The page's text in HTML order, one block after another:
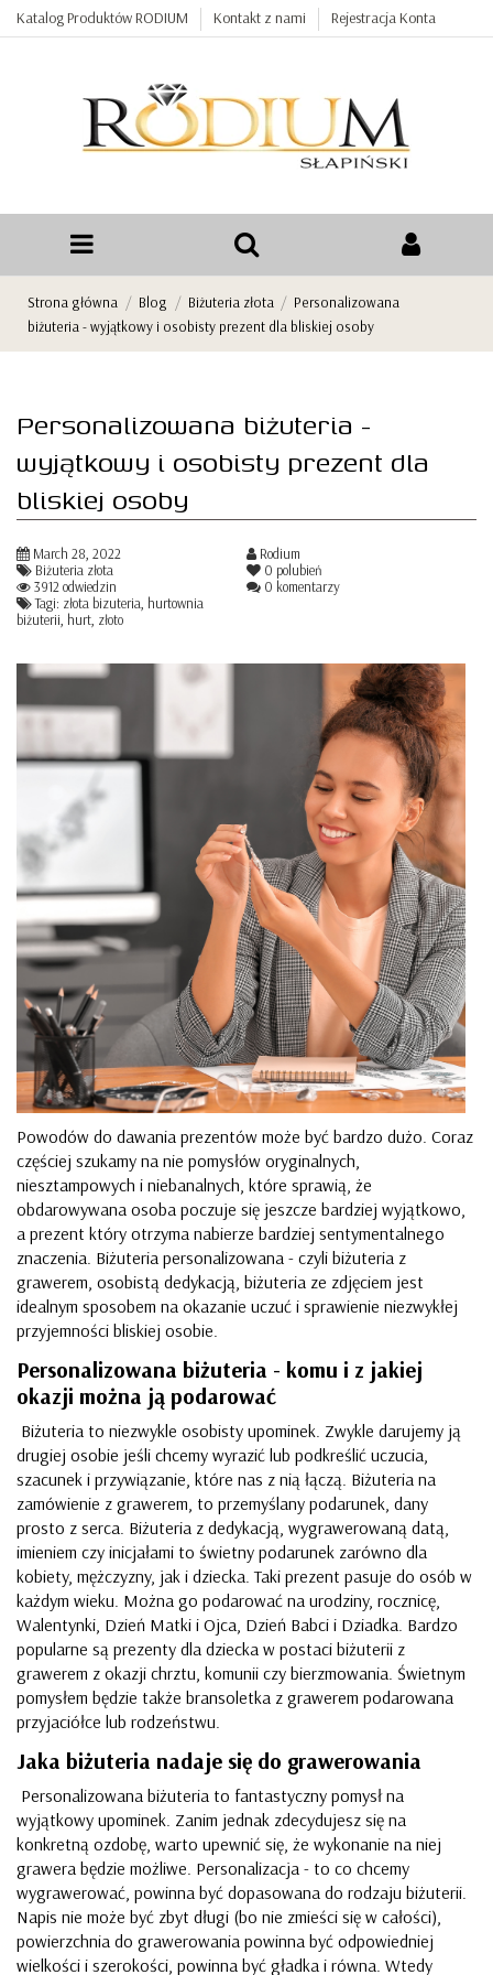
Katalog Produktów RODIUM Kontakt z nami Rejestracja Konta
Strona główna Blog Biżuteria złota
Personalizowana
biżuteria - wyjątkowy i osobisty prezent dla bliskiej osoby
Personalizowana biżuteria -
wyjątkowy i osobisty prezent dla
bliskiej osoby
March 28, 2022
Rodium
Biżuteria złota
0 polubień
3912 odwiedzin
0 komentarzy
Tagi: złota bizuteria, hurtownia
biżuterii, hurt, złoto
Powodów do dawania prezentów może być bardzo dużo. Coraz
częściej szukamy na nie pomysłów oryginalnych,
niesztampowych i niebanalnych, które sprawią, że
obdarowywana osoba poczuje się jeszcze bardziej wyjątkowo,
a prezent który otrzyma nabierze bardziej sentymentalnego
znaczenia. Biżuteria personalizowana - czyli biżuteria z
grawerem, osobistą dedykacją, biżuteria ze zdjęciem jest
idealnym sposobem na okazanie uczuć i sprawienie niezwykłej
przyjemności bliskiej osobie.
Personalizowana biżuteria - komu i z jakiej
okazji można ją podarować
Biżuteria to niezwykle osobisty upominek. Zwykle darujemy ją
drugiej osobie jeśli chcemy wyrazić lub podkreślić uczucia,
szacunek i przywiązanie, które nas z nią łączą. Biżuteria na
zamówienie z grawerem, to przemyślany podarunek, dany
prosto z serca. Biżuteria z dedykacją, wygrawerowaną datą,
imieniem czy inicjałami to świetny podarunek zarówno dla
kobiety, mężczyzny, jak i dziecka. Taki prezent pasuje do osób w
każdym wieku. Można go podarować na urodziny, rocznicę,
Walentynki, Dzień Matki i Ojca, Dzień Babci i Dziadka. Bardzo
popularne są prezenty dla dziecka w postaci biżuterii z
grawerem z okazji chrztu, komunii czy bierzmowania. Świetnym
pomysłem będzie także bransoletka z grawerem podarowana
przyjaciółce lub rodzeństwu.
Jaka biżuteria nadaje się do grawerowania
Personalizowana biżuteria to fantastyczny pomysł na
wyjątkowy upominek. Zanim jednak zdecydujesz się na
konkretną ozdobę, warto upewnić się, że wykonanie na niej
grawera będzie możliwe. Personalizacja - to co chcemy
wygrawerować, powinna być dopasowana do rodzaju biżuterii.
Napis nie może być zbyt długi (bo nie zmieści się w całości),
powierzchnia do grawerowania powinna być odpowiedniej
wielkości i szerokości, powinna być gładka i równa. Wtedy